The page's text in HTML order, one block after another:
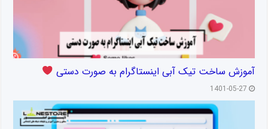
آموزش ساخت تیک آبی اینستاگرام به صورت دستی
1401-05-27